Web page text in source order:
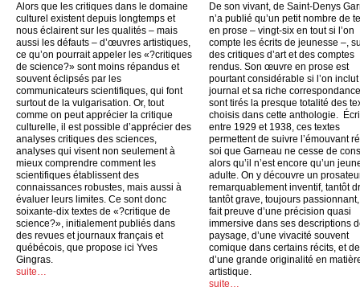
Alors que les critiques dans le domaine
culturel existent depuis longtemps et
nous éclairent sur les qualités – mais
aussi les défauts – d’œuvres artistiques,
ce qu’on pourrait appeler les «?critiques
de science?» sont moins répandus et
souvent éclipsés par les
communicateurs scientifiques, qui font
surtout de la vulgarisation. Or, tout
comme on peut apprécier la critique
culturelle, il est possible d’apprécier des
analyses critiques des sciences,
analyses qui visent non seulement à
mieux comprendre comment les
scientifiques établissent des
connaissances robustes, mais aussi à
évaluer leurs limites. Ce sont donc
soixante-dix textes de «?critique de
science?», initialement publiés dans
des revues et journaux français et
québécois, que propose ici Yves
Gingras.
suite…
De son vivant, de Saint-Denys
n’a publié qu’un petit nombre de
en prose – vingt-six en tout si l’on
compte les écrits de jeunesse –,
des critiques d’art et des comptes
rendus. Son œuvre en prose est
pourtant considérable si l’on
journal et sa riche
sont tirés la presque totalité des
choisis dans cette anthologie.
entre 1929 et 1938, ces textes
permettent de suivre l’émouvant
soi que Garneau ne cesse de
alors qu’il n’est encore qu’un
adulte. On y découvre un
remarquablement inventif, tantôt
tantôt grave, toujours
fait preuve d’une précision quasi
immersive dans ses descriptions
paysage, d’une vivacité souvent
comique dans certains récits, et
d’une grande originalité en
artistique.
suite…